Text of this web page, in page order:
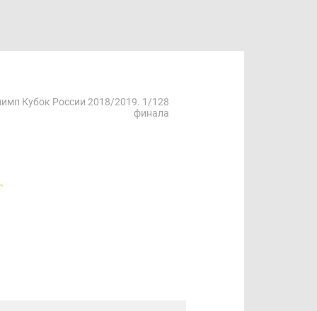
Кубок России 2018/2019. 1/128
финала